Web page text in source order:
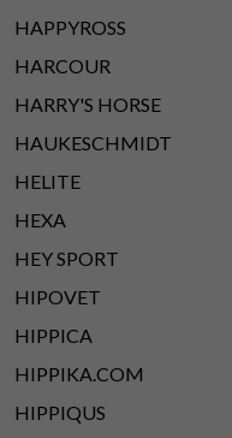
HAPPYROSS
HARCOUR
HARRY'S HORSE
HAUKESCHMIDT
HELITE
HEXA
HEY SPORT
HIPOVET
HIPPICA
HIPPIKA.COM
HIPPIQUS